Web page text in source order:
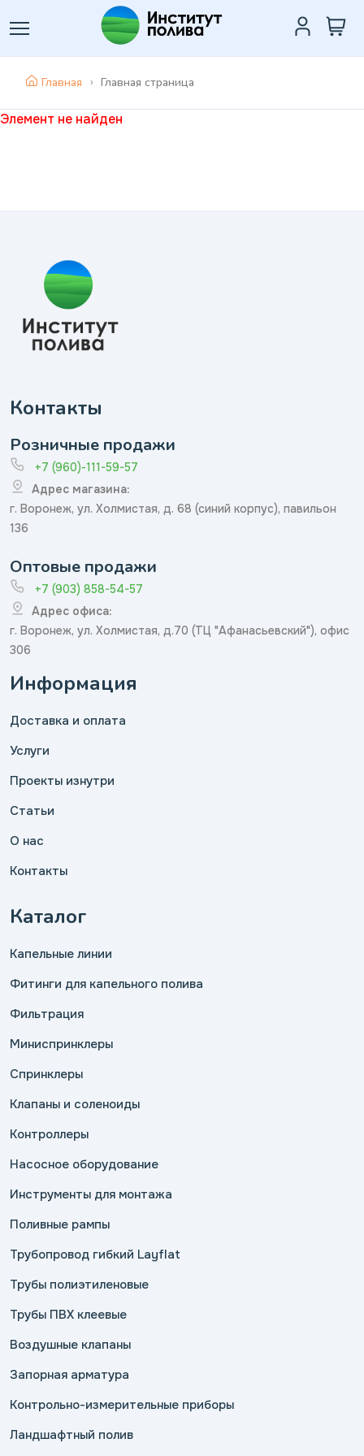
Главная Главная страница
Элемент не найден
Контакты
Розничные продажи
+7 (960)-111-59-57
Адрес магазина:
г. Воронеж, ул. Холмистая, д. 68 (синий корпус), павильон
136
Оптовые продажи
+7 (903) 858-54-57
Адрес офиса:
г. Воронеж, ул. Холмистая, д.70 (ТЦ "Афанасьевский"), офис
306
Информация
Доставка и оплата
Услуги
Проекты изнутри
Статьи
О нас
Контакты
Каталог
Капельные линии
Фитинги для капельного полива
Фильтрация
Миниспринклеры
Спринклеры
Клапаны и соленоиды
Контроллеры
Насосное оборудование
Инструменты для монтажа
Поливные рампы
Трубопровод гибкий Layflat
Трубы полиэтиленовые
Трубы ПВХ клеевые
Воздушные клапаны
Запорная арматура
Контрольно-измерительные приборы
Ландшафтный полив